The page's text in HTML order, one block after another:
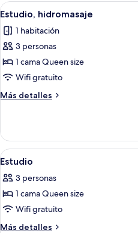
Abrir
todas
las
fotos
de
Estudio,
hidromasaje
33
Estudio, hidromasaje
1 habitación
3 personas
1 cama Queen size
Wifi gratuito
Más detalles
Más
hidromasaje
Abrir
todas
las
fotos
de
Estudio
17
Estudio
3 personas
1 cama Queen size
Wifi gratuito
Más detalles
Más